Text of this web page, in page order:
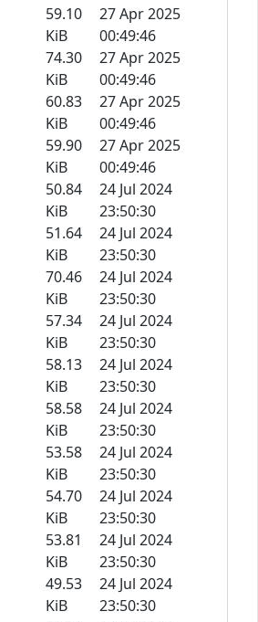
59.10
KiB
27 Apr 2025
00:49:46
74.30
KiB
27 Apr 2025
00:49:46
60.83
KiB
27 Apr 2025
00:49:46
59.90
KiB
27 Apr 2025
00:49:46
50.84
KiB
24 Jul 2024
23:50:30
51.64
KiB
24 Jul 2024
23:50:30
70.46
KiB
24 Jul 2024
23:50:30
57.34
KiB
24 Jul 2024
23:50:30
58.13
KiB
24 Jul 2024
23:50:30
58.58
KiB
24 Jul 2024
23:50:30
53.58
KiB
24 Jul 2024
23:50:30
54.70
KiB
24 Jul 2024
23:50:30
53.81
KiB
24 Jul 2024
23:50:30
49.53
KiB
24 Jul 2024
23:50:30